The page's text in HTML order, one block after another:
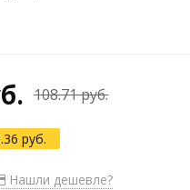
108.71 руб.
руб.
Нашли дешевле?